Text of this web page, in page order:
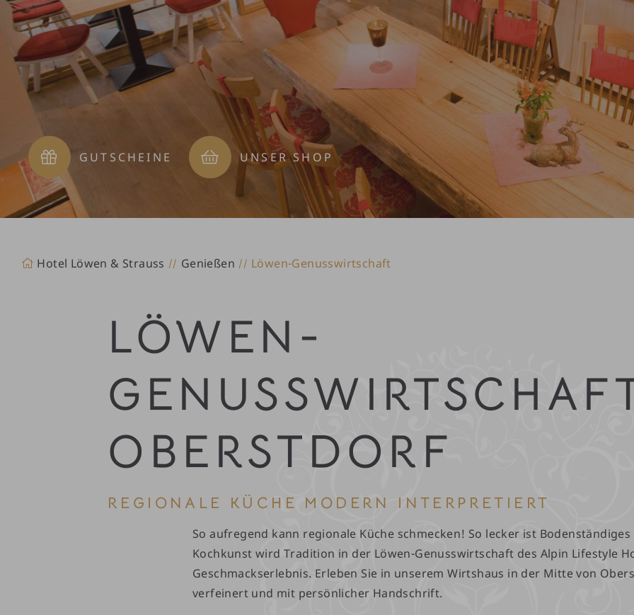
GUTSCHEINE UNSER SHOP
Hotel Löwen & Strauss Genießen Löwen-Genusswirtschaft
LÖWEN-
OBERSTDORF
REGIONALE KÜCHE MODERN INTERPRETIERT
So aufregend kann regionale Küche schmecken! So lecker ist
Kochkunst wird Tradition in der Löwen-Genusswirtschaft des Alpin Lifestyle
Geschmackserlebnis. Erleben Sie in unserem Wirtshaus in der Mitte von
verfeinert und mit persönlicher Handschrift.